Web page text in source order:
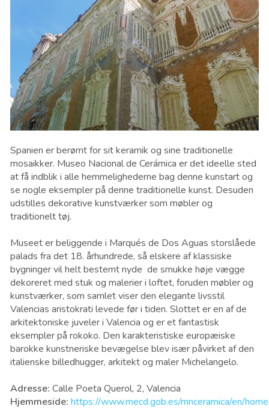
Spanien er berømt for sit keramik og sine traditionelle
mosaikker. Museo Nacional de Cerámica er det ideelle sted
at få indblik i alle hemmelighederne bag denne kunstart og
se nogle eksempler på denne traditionelle kunst. Desuden
udstilles dekorative kunstværker som møbler og
traditionelt tøj.
Museet er beliggende i Marqués de Dos Aguas storslåede
palads fra det 18. århundrede, så elskere af klassiske
bygninger vil helt bestemt nyde de smukke høje vægge
dekoreret med stuk og malerier i loftet, foruden møbler og
kunstværker, som samlet viser den elegante livsstil
Valencias aristokrati levede før i tiden. Slottet er en af ​​de
arkitektoniske juveler i Valencia og er et fantastisk
eksempler på rokoko. Den karakteristiske europæiske
barokke kunstneriske bevægelse blev især påvirket af den
italienske billedhugger, arkitekt og maler Michelangelo.
Adresse: Calle Poeta Querol, 2, Valencia
Hjemmeside: https://www.mecd.gob.es/mnceramica/en/